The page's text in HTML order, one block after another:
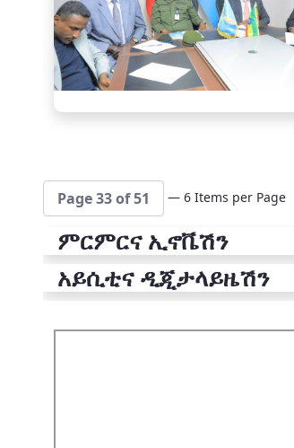
Page 33 of 51 — 6 Items per Page
ምርምርና ኢኖቬሽን
አይሲቲና ዲጂታላይዜሽን